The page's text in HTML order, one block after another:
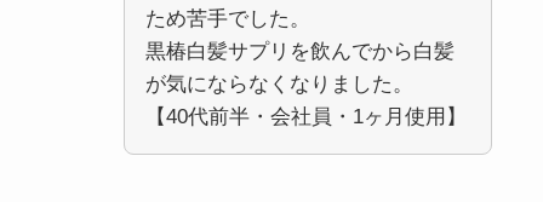
ため苦手でした。
黒椿白髪サプリを飲んでから白髪
が気にならなくなりました。
【40代前半・会社員・1ヶ月使用】